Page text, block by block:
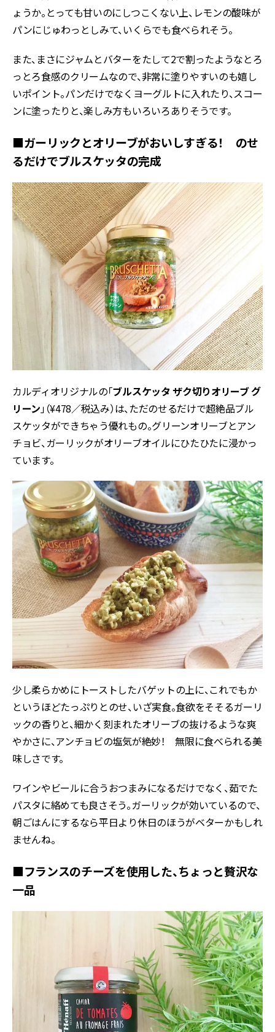
ょうか。とっても甘いのにしつこくない上、レモンの酸味が
パンにじゅわっとしみて、いくらでも食べられそう。
また、まさにジャムとバターをたして2で割ったようなとろ
っとろ食感のクリームなので、非常に塗りやすいのも嬉し
いポイント。パンだけでなくヨーグルトに入れたり、スコー
ンに塗ったりと、楽しみ方もいろいろありそうです。
■ガーリックとオリーブがおいしすぎる！ のせ
るだけでブルスケッタの完成
カルディオリジナルの「ブルスケッタ ザク切りオリーブ グ
リーン」（¥478／税込み）は、ただのせるだけで超絶品ブル
スケッタができちゃう優れもの。グリーンオリーブとアン
チョビ、ガーリックがオリーブオイルにひたひたに浸かっ
ています。
少し柔らかめにトーストしたバゲットの上に、これでもか
というほどたっぷりとのせ、いざ実食。食欲をそそるガーリ
ックの香りと、細かく刻まれたオリーブの抜けるような爽
やかさに、アンチョビの塩気が絶妙！ 無限に食べられる美
味しさです。
ワインやビールに合うおつまみになるだけでなく、茹でた
パスタに絡めても良さそう。ガーリックが効いているので、
朝ごはんにするなら平日より休日のほうがベターかもしれ
ませんね。
■フランスのチーズを使用した、ちょっと贅沢な
一品